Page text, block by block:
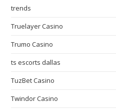
trends
Truelayer Casino
Trumo Casino
ts escorts dallas
TuzBet Casino
Twindor Casino